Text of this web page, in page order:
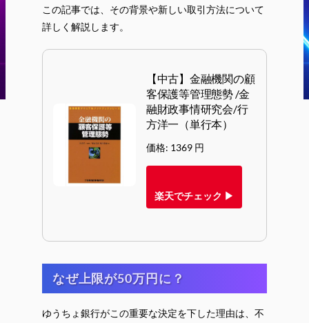
この記事では、その背景や新しい取引方法について
詳しく解説します。
【中古】金融機関の顧
客保護等管理態勢 /金
融財政事情研究会/行
方洋一（単行本）
価格: 1369 円
楽天でチェック ▶
なぜ上限が50万円に？
ゆうちょ銀行がこの重要な決定を下した理由は、不